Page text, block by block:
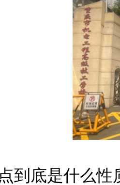
底是什么性